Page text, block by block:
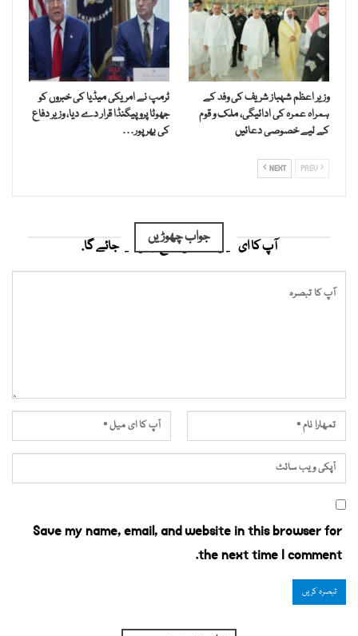
وزیر اعظم شہباز شریف کی وفد کے
ہمراہ عمرہ کی ادائیگی، ملک و قوم
کے لیے خصوصی دعائیں
ٹرمپ نے امریکی میڈیا کی خبروں کو
جھوٹا پروپیگنڈا قرار دے دیا، وزیر دفاع
کی بھرپور…
NEXT
جواب چھوڑیں
آپ کا ای میل ایڈریس شائع نہیں کیا جائے گا.
Save my name, email, and website in this browser for
the next time I comment.